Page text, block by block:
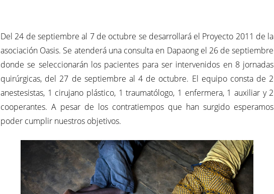
Del 24 de septiembre al 7 de octubre se desarrollará el Proyecto 2011 de la
asociación Oasis. Se atenderá una consulta en Dapaong el 26 de septiembre
donde se seleccionarán los pacientes para ser intervenidos en 8 jornadas
quirúrgicas, del 27 de septiembre al 4 de octubre. El equipo consta de 2
anestesistas, 1 cirujano plástico, 1 traumatólogo, 1 enfermera, 1 auxiliar y 2
cooperantes. A pesar de los contratiempos que han surgido esperamos
poder cumplir nuestros objetivos.